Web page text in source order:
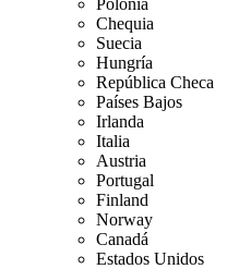
Polonia
Chequia
Suecia
Hungría
República Checa
Países Bajos
Irlanda
Italia
Austria
Portugal
Finland
Norway
Canadá
Estados Unidos